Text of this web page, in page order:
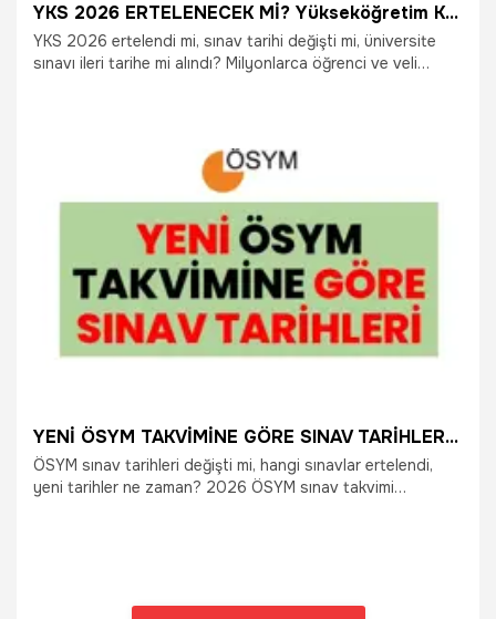
YKS 2026 ERTELENECEK Mİ? Yükseköğretim Kurumları Sınavı'nın tarihi değişti mi? YKS sınav yerleri ne zaman açıklanacak?
YKS 2026 ertelendi mi, sınav tarihi değişti mi, üniversite
sınavı ileri tarihe mi alındı? Milyonlarca öğrenci ve veli
açıklandı mı?” soruları arama motorlarında en çok aratılan
konular arasında yer alıyor. İşte ÖSYM’nin yayımladığı son
bilgiler doğrultusunda YKS 2026 sınav takvimi ve sınav
yerlerine ilişkin detaylar…
Gündem
YENİ ÖSYM TAKVİMİNE GÖRE SINAV TARİHLERİ | İşte tarihi değişen sınavlar: ÖSYM son dakika gelişmeleri
ÖSYM sınav tarihleri değişti mi, hangi sınavlar ertelendi,
yeni tarihler ne zaman? 2026 ÖSYM sınav takvimi